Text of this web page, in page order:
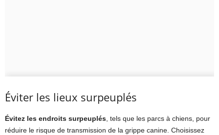
Éviter les lieux surpeuplés
Évitez les endroits surpeuplés , tels que les parcs à chiens, pour
réduire le risque de transmission de la grippe canine. Choisissez